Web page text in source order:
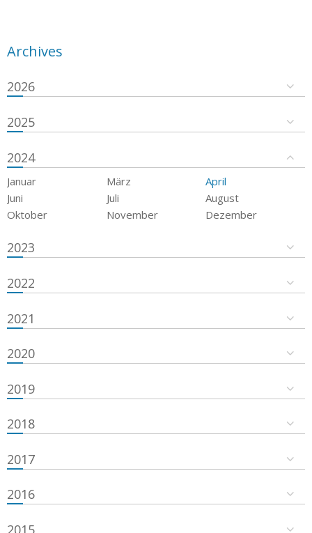
Archives
2026
2025
2024
Januar März
April
Juni
Juli
August
Oktober
November Dezember
2023
2022
2021
2020
2019
2018
2017
2016
2015